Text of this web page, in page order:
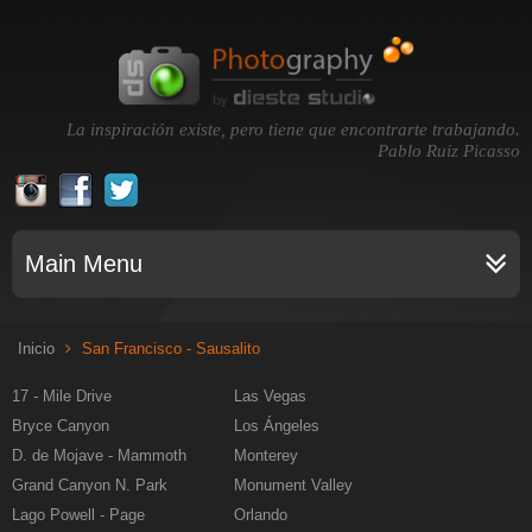
La inspiración existe, pero tiene que encontrarte trabajando.
Pablo Ruiz Picasso
Main Menu
Inicio San Francisco - Sausalito
17 - Mile Drive
Bryce Canyon
D. de Mojave - Mammoth
Grand Canyon N. Park
Lago Powell - Page
Las Vegas
Los Ángeles
Monterey
Monument Valley
Orlando